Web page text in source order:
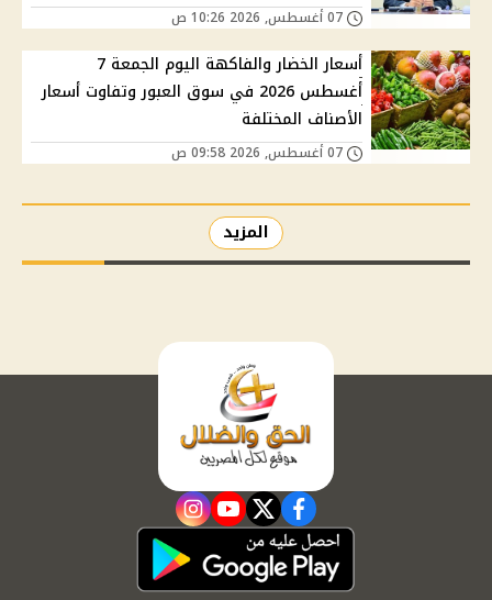
أسعار الخضار والفاكهة اليوم الجمعة 7
أغسطس 2026 في سوق العبور وتفاوت أسعار
الأصناف المختلفة
المزيد
facebook
twitter
youtube
instagram